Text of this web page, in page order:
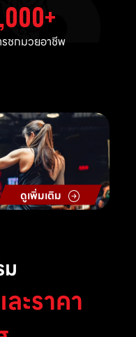
รชกมวยอาชีพ
ดูเพิ่มเติม
ม
ะราคา